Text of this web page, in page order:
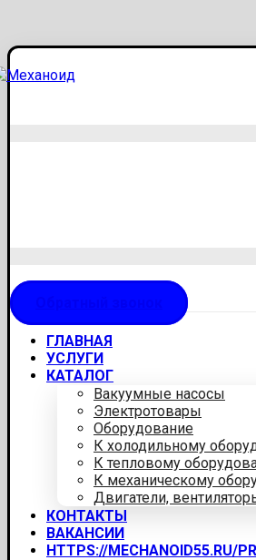
ГЛАВНАЯ
УСЛУГИ
КАТАЛОГ
Вакуумные насосы
Электротовары
Оборудование
К холодильному
К тепловому
К механическому
Двигатели,
КОНТАКТЫ
ВАКАНСИИ
HTTPS://MECHANOID55.RU/